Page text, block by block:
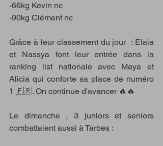
-66kg Kevin nc
-90kg Clément nc
Grâce à leur classement du jour  : Elaia
et Nassya font leur entrée dans la
ranking list nationale avec Maya et
Alicia qui conforte sa place de numéro
1 🇫🇷. On continue d'avancer 🔥🔥
Le dimanche , 3 juniors et seniors
combattaient aussi à Tarbes :